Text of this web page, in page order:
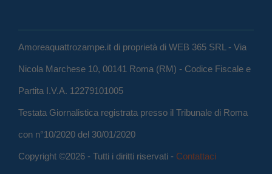
Amoreaquattrozampe.it di proprietà di WEB 365 SRL - Via
Nicola Marchese 10, 00141 Roma (RM) - Codice Fiscale e
Partita I.V.A. 12279101005
Testata Giornalistica registrata presso il Tribunale di Roma
con n°10/2020 del 30/01/2020
Copyright ©2026 - Tutti i diritti riservati - Contattaci